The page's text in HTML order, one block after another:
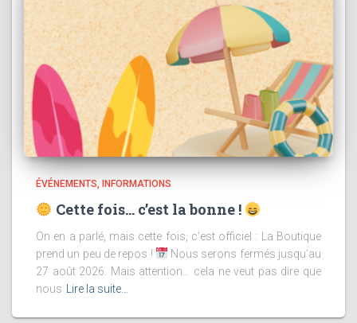
ÉVÉNEMENTS INFORMATIONS
Cette fois… c’est la bonne !
On en a parlé, mais cette fois, c’est officiel : La Boutique
prend un peu de repos !
Nous serons fermés jusqu’au
27 août 2026. Mais attention… cela ne veut pas dire que
nous
Lire la suite…